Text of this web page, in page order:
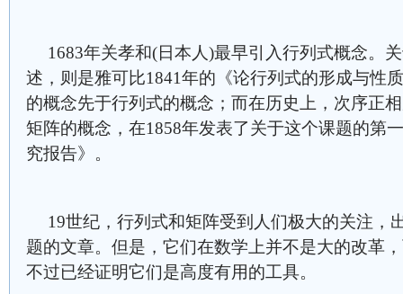
1683年关孝和(日本人)最早引入行列式概念。
述，则是雅可比1841年的《论行列式的形成与性
的概念先于行列式的概念；而在历史上，次序正
矩阵的概念，在1858年发表了关于这个课题的第
究报告》。
19世纪，行列式和矩阵受到人们极大的关注，
题的文章。但是，它们在数学上并不是大的改革
不过已经证明它们是高度有用的工具。